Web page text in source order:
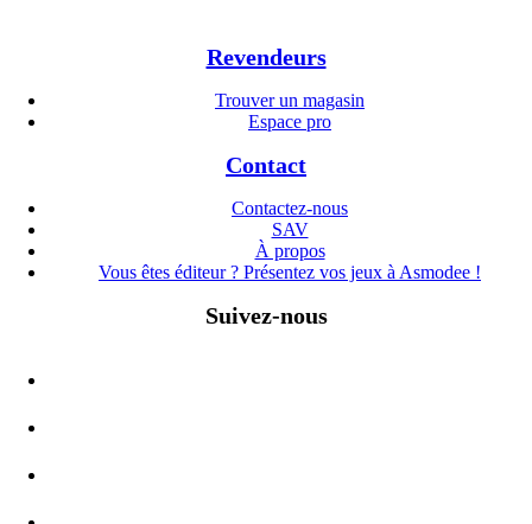
Revendeurs
Trouver un magasin
Espace pro
Contact
Contactez-nous
SAV
À propos
Vous êtes éditeur ? Présentez vos jeux à Asmodee !
Suivez-nous